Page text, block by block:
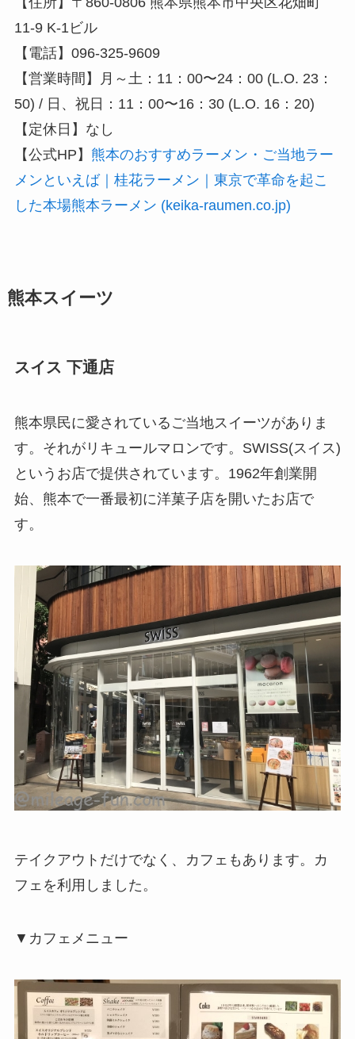
11-9 K-1ビル
【電話】096-325-9609
【営業時間】月～土：11：00〜24：00 (L.O. 23：
50) / 日、祝日：11：00〜16：30 (L.O. 16：20)
【定休日】なし
【公式HP】 熊本のおすすめラーメン・ご当地ラー
メンといえば｜桂花ラーメン｜東京で革命を起こ
した本場熊本ラーメン (keika-raumen.co.jp)
熊本スイーツ
スイス 下通店
熊本県民に愛されているご当地スイーツがありま
す。それがリキュールマロンです。SWISS(スイス)
というお店で提供されています。1962年創業開
始、熊本で一番最初に洋菓子店を開いたお店で
す。
テイクアウトだけでなく、カフェもあります。カ
フェを利用しました。
▼カフェメニュー